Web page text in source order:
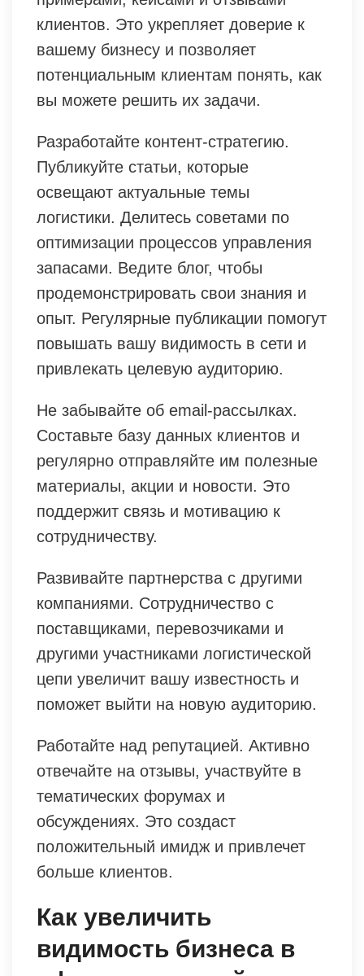
клиентов. Это укрепляет доверие к
вашему бизнесу и позволяет
потенциальным клиентам понять, как
вы можете решить их задачи.
Разработайте контент-стратегию.
Публикуйте статьи, которые
освещают актуальные темы
логистики. Делитесь советами по
оптимизации процессов управления
запасами. Ведите блог, чтобы
продемонстрировать свои знания и
опыт. Регулярные публикации помогут
повышать вашу видимость в сети и
привлекать целевую аудиторию.
Не забывайте об email-рассылках.
Составьте базу данных клиентов и
регулярно отправляйте им полезные
материалы, акции и новости. Это
поддержит связь и мотивацию к
сотрудничеству.
Развивайте партнерства с другими
компаниями. Сотрудничество с
поставщиками, перевозчиками и
другими участниками логистической
цепи увеличит вашу известность и
поможет выйти на новую аудиторию.
Работайте над репутацией. Активно
отвечайте на отзывы, участвуйте в
тематических форумах и
обсуждениях. Это создаст
положительный имидж и привлечет
больше клиентов.
Как увеличить
видимость бизнеса в